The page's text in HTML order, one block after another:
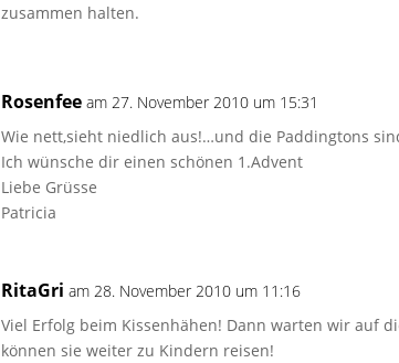
zusammen halten.
Rosenfee am 27. November 2010 um 15:31
Wie nett,sieht niedlich aus!…und die Paddingtons
Ich wünsche dir einen schönen 1.Advent
Liebe Grüsse
Patricia
RitaGri am 28. November 2010 um 11:16
Viel Erfolg beim Kissenhähen! Dann warten wir auf
können sie weiter zu Kindern reisen!